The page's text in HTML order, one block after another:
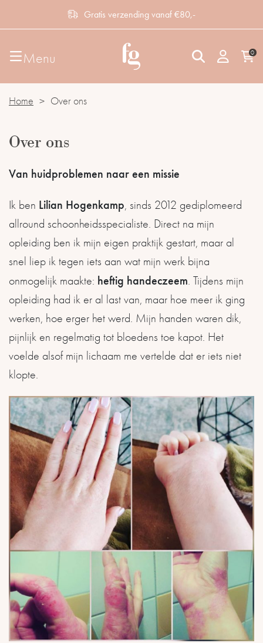
Gratis verzending vanaf €80,-
Menu 0
Home > Over ons
Over ons
Van huidproblemen naar een missie
Ik ben Lilian Hogenkamp, sinds 2012 gediplomeerd
allround schoonheidsspecialiste. Direct na mijn
opleiding ben ik mijn eigen praktijk gestart, maar al
snel liep ik tegen iets aan wat mijn werk bijna
onmogelijk maakte: heftig handeczeem. Tijdens mijn
opleiding had ik er al last van, maar hoe meer ik ging
werken, hoe erger het werd. Mijn handen waren dik,
pijnlijk en regelmatig tot bloedens toe kapot. Het
voelde alsof mijn lichaam me vertelde dat er iets niet
klopte.